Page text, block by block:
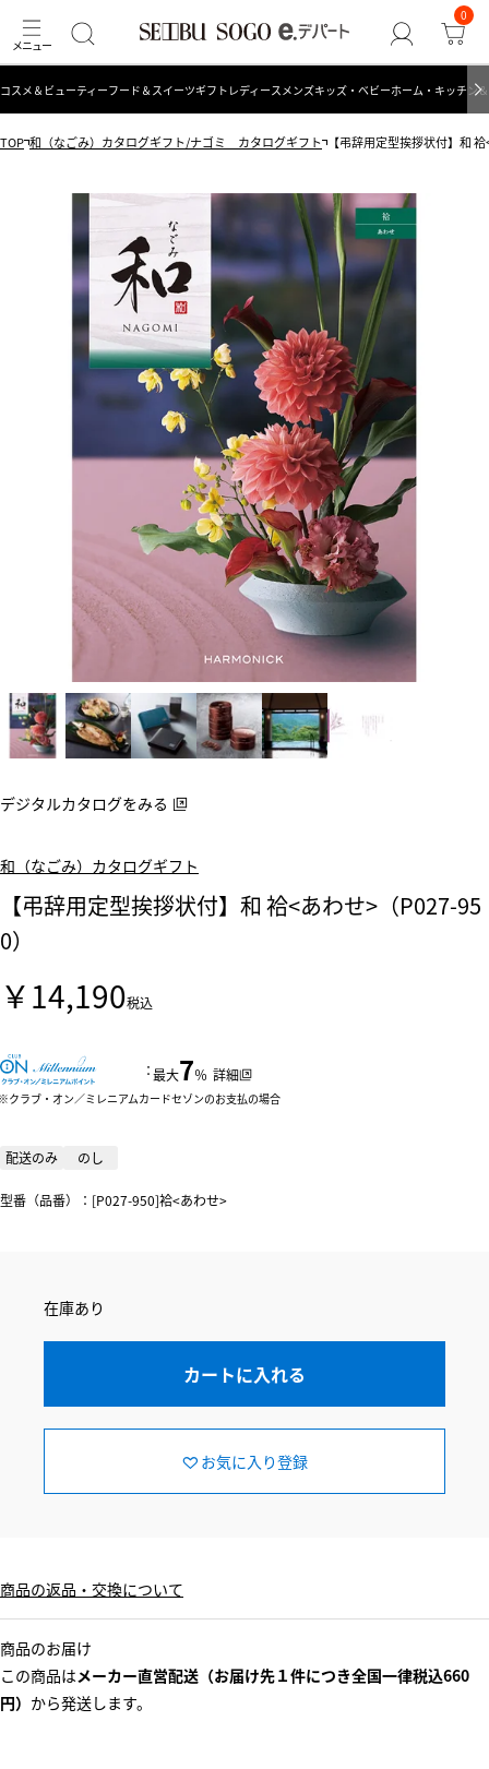
0
コスメ＆ビューティーフード＆スイーツギフト レディース メンズキッズ・ベビーホーム・キッチン
TOP 和（なごみ）カタログギフト/ナゴミ カタログギフト 【弔辞用定型挨拶状付】和
デジタルカタログをみる
和（なごみ）カタログギフト
【弔辞用定型挨拶状付】和 袷<あわせ>（P027-95
0）
￥14,190税込
：最大7％ 詳細
クラブ・オン／ミレニアムカードセゾンのお支払の場合
配送のみ のし
型番（品番）：[P027-950]袷<あわせ>
在庫あり
カートに入れる
お気に入り登録
商品の返品・交換について
商品のお届け
この商品はメーカー直営配送（お届け先１件につき全国一律税込660
円） から発送します。